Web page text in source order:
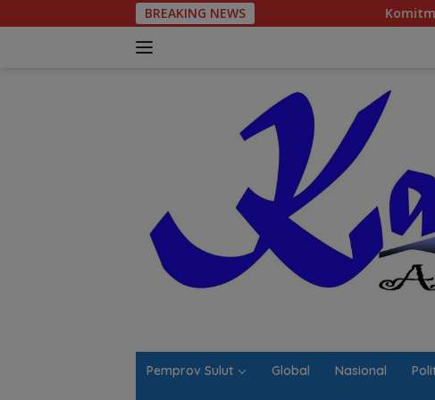
ke
BREAKING NEWS Komitmen Tegas
Pemprov Sulut Global Nasional